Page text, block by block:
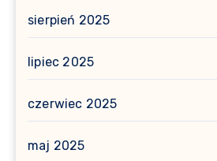
sierpień 2025
lipiec 2025
czerwiec 2025
maj 2025